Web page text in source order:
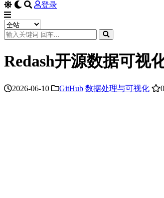
登录
Redash开源数据可视
2026-06-10 GitHub 数据处理与可视化 0